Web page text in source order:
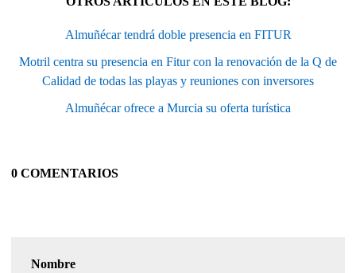
Almuñécar tendrá doble presencia en FITUR
Motril centra su presencia en Fitur con la renovación de la Q de
Calidad de todas las playas y reuniones con inversores
Almuñécar ofrece a Murcia su oferta turística
0 COMENTARIOS
Nombre